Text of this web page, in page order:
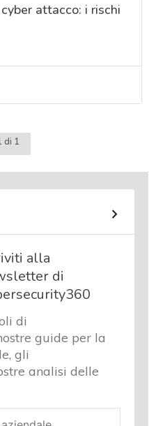
attacco: i rischi
di 1
alla
di
di
guide per la
gli
analisi delle